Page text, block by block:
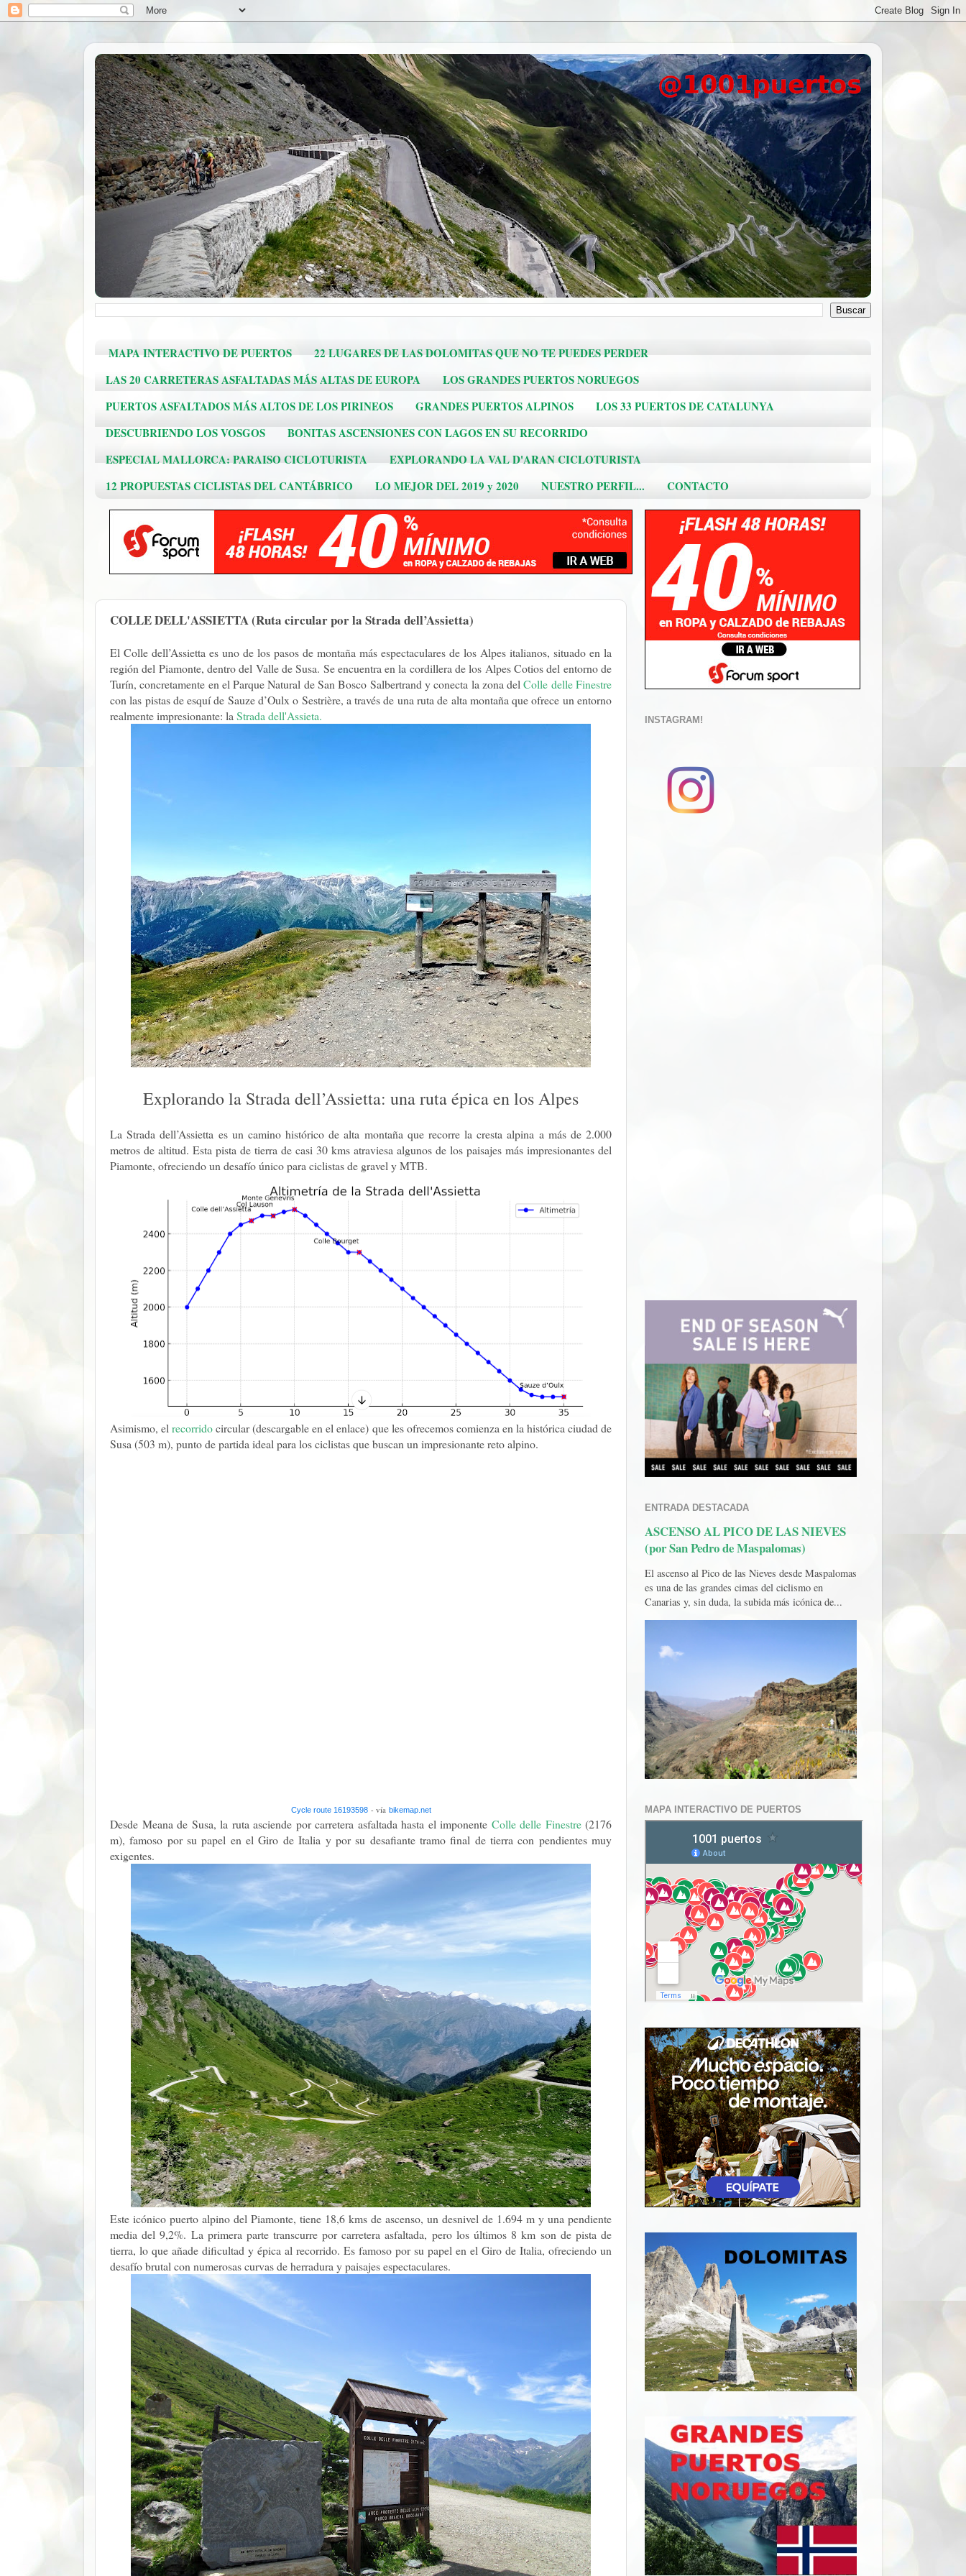
MAPA INTERACTIVO DE PUERTOS
22 LUGARES DE LAS DOLOMITAS QUE NO TE PUEDES PERDER
LAS 20 CARRETERAS ASFALTADAS MÁS ALTAS DE EUROPA
LOS GRANDES PUERTOS NORUEGOS
PUERTOS ASFALTADOS MÁS ALTOS DE LOS PIRINEOS
GRANDES PUERTOS ALPINOS
LOS 33 PUERTOS DE CATALUNYA
DESCUBRIENDO LOS VOSGOS
BONITAS ASCENSIONES CON LAGOS EN SU RECORRIDO
ESPECIAL MALLORCA: PARAISO CICLOTURISTA
EXPLORANDO LA VAL D'ARAN CICLOTURISTA
12 PROPUESTAS CICLISTAS DEL CANTÁBRICO
LO MEJOR DEL 2019 y 2020 NUESTRO PERFIL... CONTACTO
COLLE DELL'ASSIETTA (Ruta circular por la Strada dell’Assietta)
El Colle dell’Assietta es uno de los pasos de montaña más espectaculares de los Alpes italianos, situado en la
región del Piamonte, dentro del Valle de Susa. Se encuentra en la cordillera de los Alpes Cotios del entorno de
Turín, concretamente en el Parque Natural de San Bosco Salbertrand y conecta la zona delColle delle Finestre
con las pistas de esquí de Sauze d’Oulx o Sestrière, a través de una ruta de alta montaña que ofrece un entorno
realmente impresionante: la Strada dell'Assieta.
Explorando la Strada dell’Assietta: una ruta épica en los Alpes
La Strada dell’Assietta es un camino histórico de alta montaña que recorre la cresta alpina a más de 2.000
metros de altitud. Esta pista de tierra de casi 30 kms atraviesa algunos de los paisajes más impresionantes del
Piamonte, ofreciendo un desafío único para ciclistas de gravel y MTB.
Asimismo, elrecorridocircular (descargable en el enlace) que les ofrecemos comienza en la histórica ciudad de
Susa (503 m), punto de partida ideal para los ciclistas que buscan un impresionante reto alpino.
Cycle route 16193598 - vía bikemap.net
Desde Meana de Susa, la ruta asciende por carretera asfaltada hasta el imponente Colle delle Finestre(2176
m), famoso por su papel en el Giro de Italia y por su desafiante tramo final de tierra con pendientes muy
exigentes.
Este icónico puerto alpino del Piamonte, tiene 18,6 kms de ascenso, un desnivel de 1.694 m y una pendiente
media del 9,2%. La primera parte transcurre por carretera asfaltada, pero los últimos 8 km son de pista de
tierra, lo que añade dificultad y épica al recorrido. Es famoso por su papel en el Giro de Italia, ofreciendo un
desafío brutal con numerosas curvas de herradura y paisajes espectaculares.
INSTAGRAM!
ENTRADA DESTACADA
ASCENSO AL PICO DE LAS NIEVES
(por San Pedro de Maspalomas)
El ascenso al Pico de las Nieves desde Maspalomas
es una de las grandes cimas del ciclismo en
Canarias y, sin duda, la subida más icónica de...
MAPA INTERACTIVO DE PUERTOS